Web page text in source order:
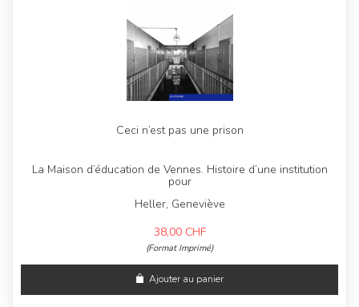
Ceci n’est pas une prison
La Maison d’éducation de Vennes. Histoire d’une institution
pour
Heller, Geneviève
38,00 CHF
(Format Imprimé)
Ajouter au panier